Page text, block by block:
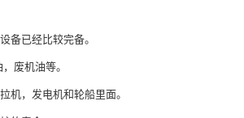
已经比较完备。
废机油等。
，发电机和轮船里面。